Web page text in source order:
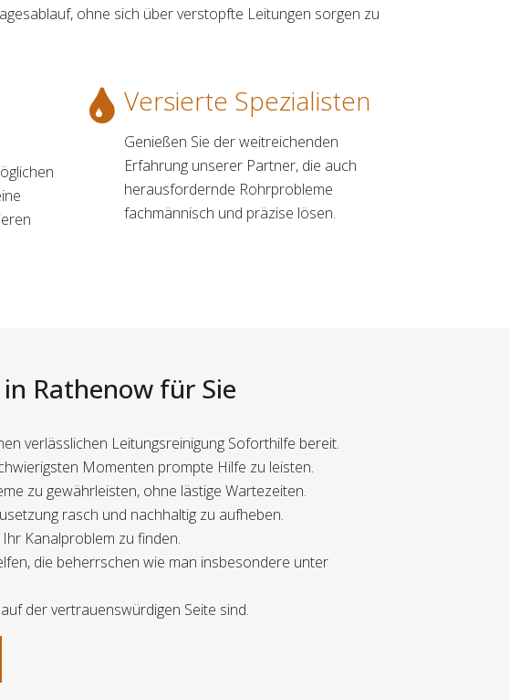
ohne sich über verstopfte Leitungen sorgen zu
Versierte Spezialisten
Genießen Sie der weitreichenden
Erfahrung unserer Partner, die auch
herausfordernde Rohrprobleme
fachmännisch und präzise lösen.
Rathenow für Sie
verlässlichen Leitungsreinigung Soforthilfe bereit.
Momenten prompte Hilfe zu leisten.
zu gewährleisten, ohne lästige Wartezeiten.
rasch und nachhaltig zu aufheben.
Kanalproblem zu finden.
die beherrschen wie man insbesondere unter
der vertrauenswürdigen Seite sind.